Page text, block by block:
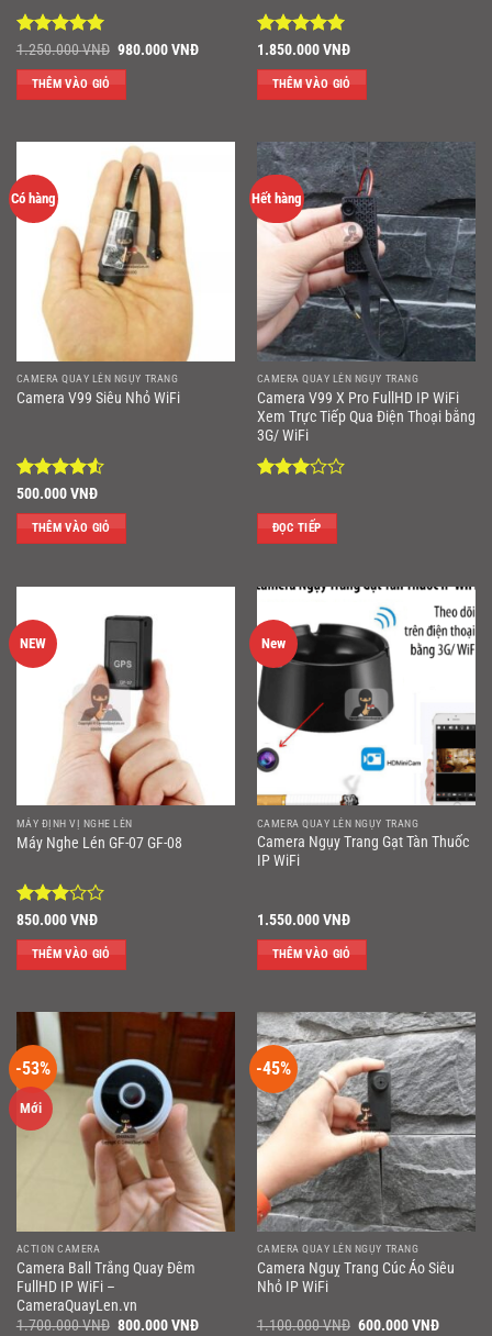
Được xếp
hạng55
sao
1.250.000VNĐ Giá
980.000VNĐGiá
980.000 VNĐ.
THÊM VÀO GIỎ
Được xếp
hạng55
sao
1.850.000VNĐ
THÊM VÀO GIỎ
Có hàng
CAMERA QUAY LÉN NGỤY TRANG
Camera V99 Siêu Nhỏ WiFi
Được xếp
hạng4.5
5 sao
500.000VNĐ
THÊM VÀO GIỎ
Hết hàng
CAMERA QUAY LÉN NGỤY TRANG
Camera V99 X Pro FullHD IP WiFi
Xem Trực Tiếp Qua Điện Thoại bằng
3G/ WiFi
xếp
hạng3
5 sao
ĐỌC TIẾP
NEW
MÁY ĐỊNH VỊ NGHE LÉN
Máy Nghe Lén GF-07 GF-08
Được
xếp
hạng3
5 sao
850.000VNĐ
THÊM VÀO GIỎ
New
CAMERA QUAY LÉN NGỤY TRANG
Camera Ngụy Trang Gạt Tàn Thuốc
IP WiFi
1.550.000VNĐ
THÊM VÀO GIỎ
-53%
Mới
ACTION CAMERA
Camera Ball Trắng Quay Đêm
FullHD IP WiFi –
CameraQuayLen.vn
1.700.000VNĐ Giá
800.000VNĐGiá
-45%
CAMERA QUAY LÉN NGỤY TRANG
Camera Nguỵ Trang Cúc Áo Siêu
Nhỏ IP WiFi
1.100.000VNĐ Giá
600.000VNĐGiá